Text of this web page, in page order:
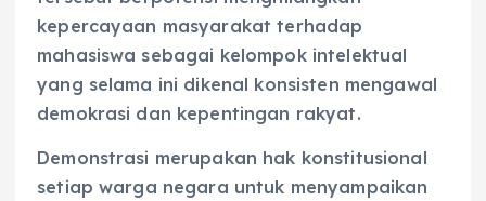
kepercayaan masyarakat terhadap
mahasiswa sebagai kelompok intelektual
yang selama ini dikenal konsisten mengawal
demokrasi dan kepentingan rakyat.
Demonstrasi merupakan hak konstitusional
setiap warga negara untuk menyampaikan